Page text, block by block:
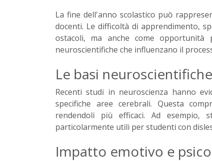
La fine dell'anno scolastico può
docenti. Le difficoltà di apprendimento,
ostacoli, ma anche come opportunità
neuroscientifiche che influenzano il
Le basi
Recenti studi in neuroscienza hanno
specifiche aree cerebrali. Questa
rendendoli più efficaci. Ad esempio,
particolarmente utili per studenti con
Impatto emotivo e